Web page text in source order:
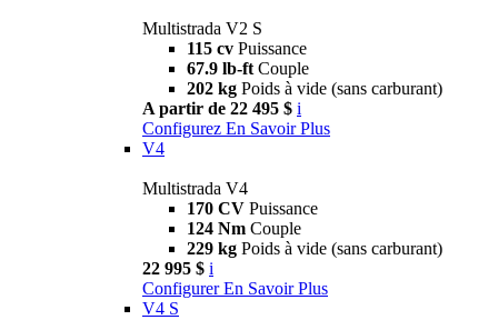
Multistrada V2 S
115 cv Puissance
67.9 lb-ft Couple
202 kg Poids à vide (sans carburant)
A partir de 22 495 $ i
Configurez En Savoir Plus
V4
Multistrada V4
170 CV Puissance
124 Nm Couple
229 kg Poids à vide (sans carburant)
22 995 $ i
Configurer En Savoir Plus
V4 S